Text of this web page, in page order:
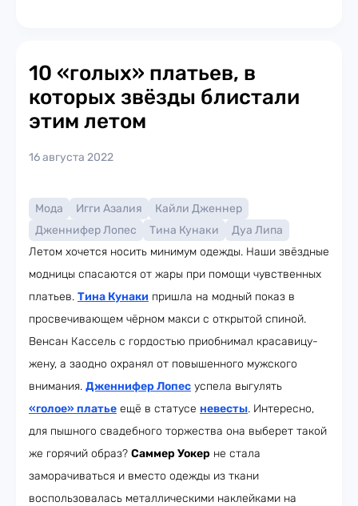
10 «голых» платьев, в
которых звёзды блистали
этим летом
16 августа 2022
Мода Игги Азалия
Кайли Дженнер
Дженнифер Лопес
Тина Кунаки
Дуа Липа
Летом хочется носить минимум одежды. Наши звёздные
модницы спасаются от жары при помощи чувственных
платьев. Тина Кунаки пришла на модный показ в
просвечивающем чёрном макси с открытой спиной.
Венсан Кассель с гордостью приобнимал красавицу-
жену, а заодно охранял от повышенного мужского
внимания. Дженнифер Лопес успела выгулять
«голое» платье ещё в статусе невесты. Интересно,
для пышного свадебного торжества она выберет такой
же горячий образ? Саммер Уокер не стала
заморачиваться и вместо одежды из ткани
воспользовалась металлическими наклейками на